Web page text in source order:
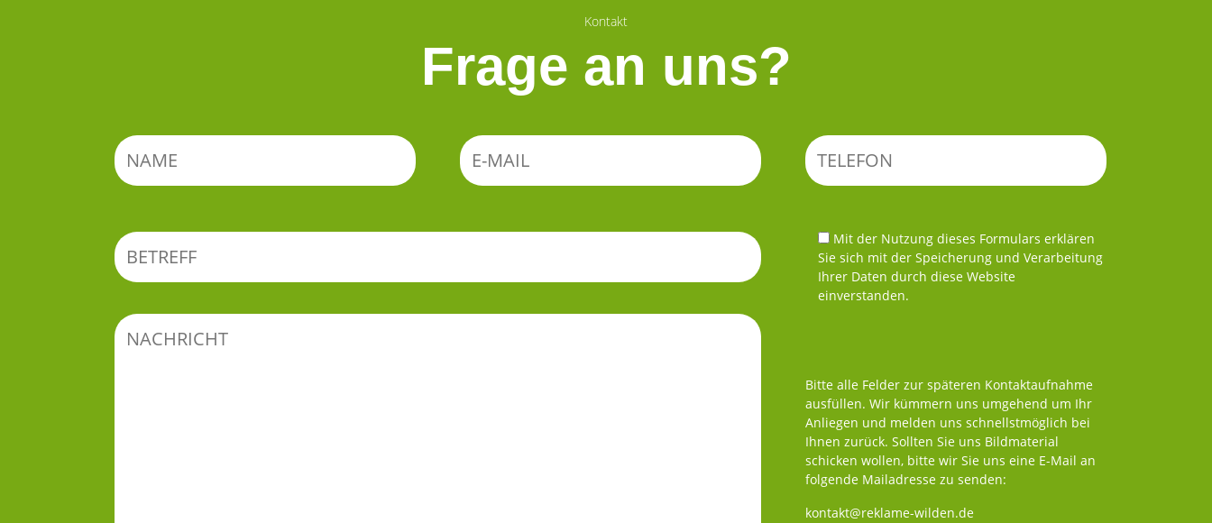
Kontakt
Frage an uns?
Mit der Nutzung dieses Formulars erklären
Sie sich mit der Speicherung und Verarbeitung
Ihrer Daten durch diese Website
einverstanden.
Bitte alle Felder zur späteren Kontaktaufnahme
ausfüllen. Wir kümmern uns umgehend um Ihr
Anliegen und melden uns schnellstmöglich bei
Ihnen zurück. Sollten Sie uns Bildmaterial
schicken wollen, bitte wir Sie uns eine E-Mail an
folgende Mailadresse zu senden:
kontakt@reklame-wilden.de